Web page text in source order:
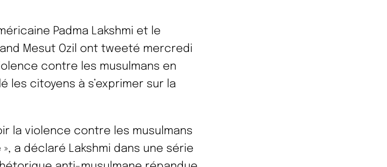
Padma Lakshmi et le
Mesut Ozil ont tweeté mercredi
contre les musulmans en
les citoyens à s’exprimer sur la
la violence contre les musulmans
a déclaré Lakshmi dans une série